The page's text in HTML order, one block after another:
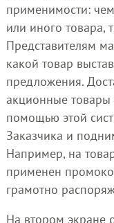
применимости:
или иного товара,
Представителям
какой товар
предложения.
акционные товары
помощью этой
Заказчика и
Например, на
применен
грамотно
На втором экране